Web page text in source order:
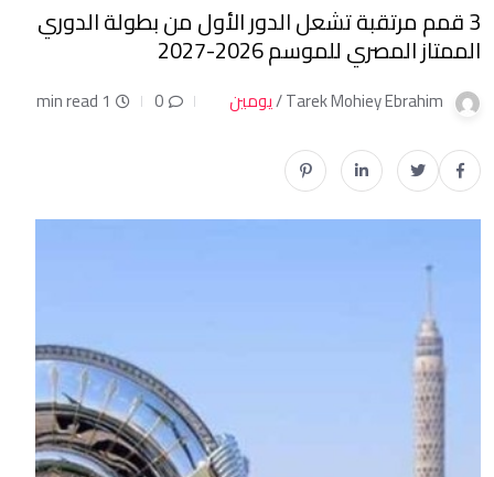
3 قمم مرتقبة تشعل الدور الأول من بطولة الدوري
الممتاز المصري للموسم 2026-2027
Tarek Mohiey Ebrahim / يومين 0
1 min read